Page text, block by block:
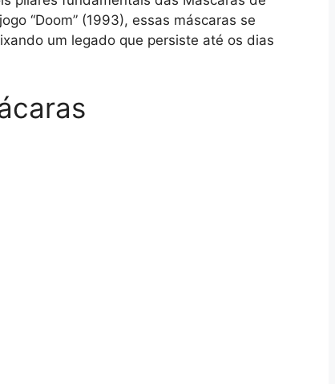
“Doom” (1993), essas máscaras se
um legado que persiste até os dias